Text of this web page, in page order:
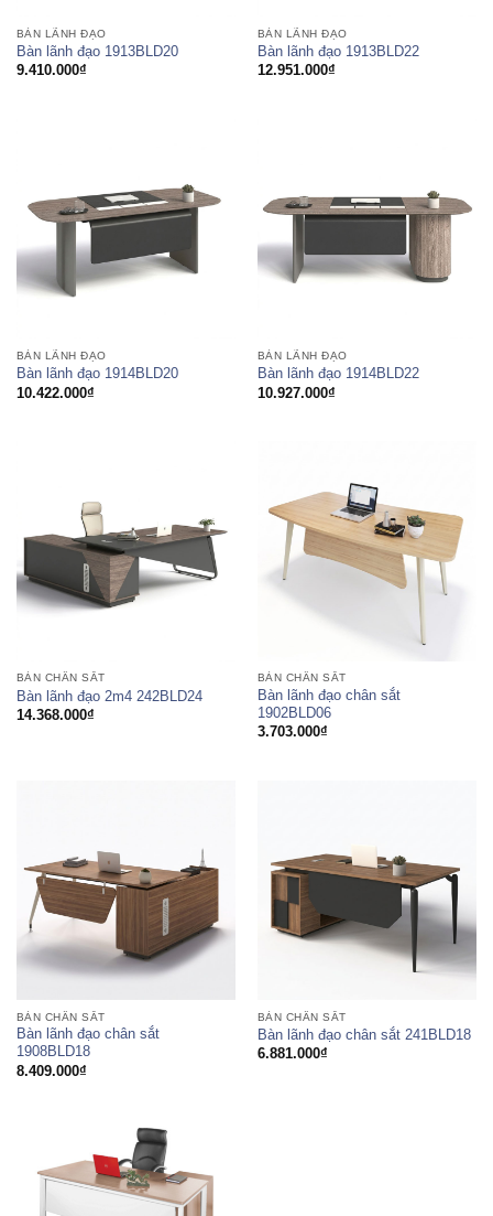
BÀN LÃNH ĐẠO
Bàn lãnh đạo 1913BLD20
9.410.000₫
BÀN LÃNH ĐẠO
Bàn lãnh đạo 1913BLD22
12.951.000₫
BÀN LÃNH ĐẠO
Bàn lãnh đạo 1914BLD20
10.422.000₫
BÀN LÃNH ĐẠO
Bàn lãnh đạo 1914BLD22
10.927.000₫
BÀN CHÂN SẮT
Bàn lãnh đạo 2m4 242BLD24
14.368.000₫
BÀN CHÂN SẮT
Bàn lãnh đạo chân sắt
1902BLD06
3.703.000₫
BÀN CHÂN SẮT
Bàn lãnh đạo chân sắt
1908BLD18
8.409.000₫
BÀN CHÂN SẮT
Bàn lãnh đạo chân sắt 241BLD18
6.881.000₫